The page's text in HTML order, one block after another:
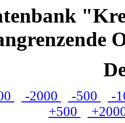
-2000 -500
-
+500